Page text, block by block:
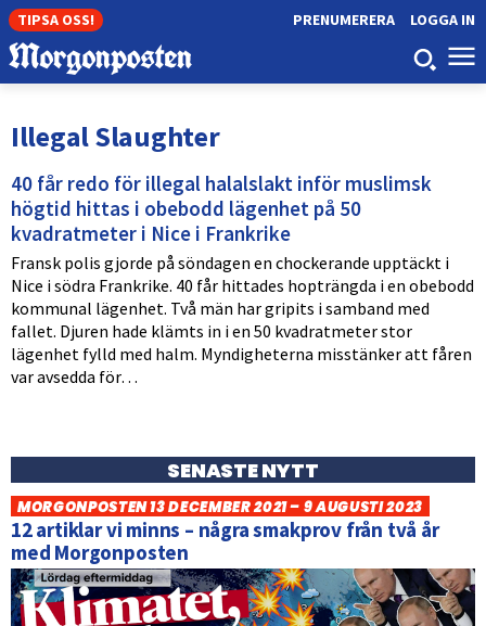
TIPSA OSS! LOGGA IN
PRENUMERERA
Illegal Slaughter
40 får redo för illegal halalslakt inför muslimsk
högtid hittas i obebodd lägenhet på 50
kvadratmeter i Nice i Frankrike
Fransk polis gjorde på söndagen en chockerande upptäckt i
Nice i södra Frankrike. 40 får hittades hopträngda i en obebodd
kommunal lägenhet. Två män har gripits i samband med
fallet. Djuren hade klämts in i en 50 kvadratmeter stor
lägenhet fylld med halm. Myndigheterna misstänker att fåren
var avsedda för…
SENASTE NYTT
MORGONPOSTEN 13 DECEMBER 2021 – 9 AUGUSTI 2023
12 artiklar vi minns – några smakprov från två år
med Morgonposten